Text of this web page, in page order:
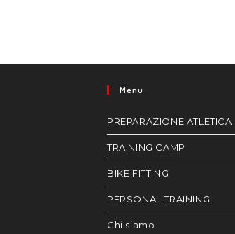
Menu
PREPARAZIONE ATLETICA
TRAINING CAMP
BIKE FITTING
PERSONAL TRAINING
Chi siamo